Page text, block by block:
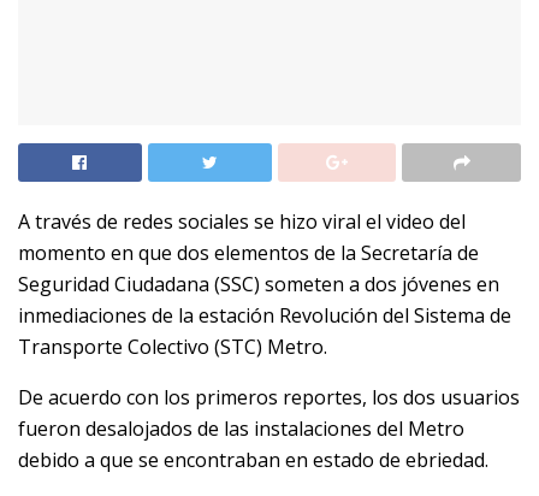
A través de redes sociales se hizo viral el video del
momento en que dos elementos de la Secretaría de
Seguridad Ciudadana (SSC) someten a dos jóvenes en
inmediaciones de la estación Revolución del Sistema de
Transporte Colectivo (STC) Metro.
De acuerdo con los primeros reportes, los dos usuarios
fueron desalojados de las instalaciones del Metro
debido a que se encontraban en estado de ebriedad.